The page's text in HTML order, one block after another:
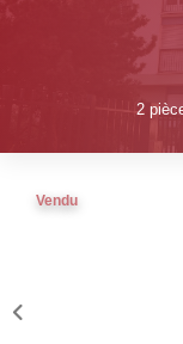
2
Vendu